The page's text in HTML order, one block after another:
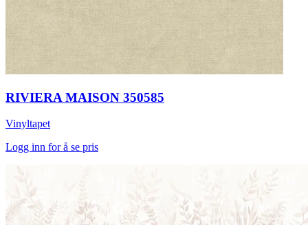
RIVIERA MAISON 350585
Vinyltapet
Logg inn for å se pris